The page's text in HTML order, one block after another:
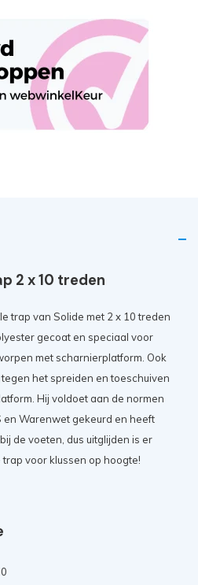
2 x 10 treden
trap van Solide met 2 x 10 treden
gecoat en speciaal voor
met scharnierplatform. Ook
het spreiden en toeschuiven
Hij voldoet aan de normen
en Warenwet gekeurd en heeft
de voeten, dus uitglijden is er
voor klussen op hoogte!